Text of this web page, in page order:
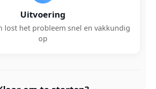
Uitvoering
lost het probleem snel en vakkundig
op